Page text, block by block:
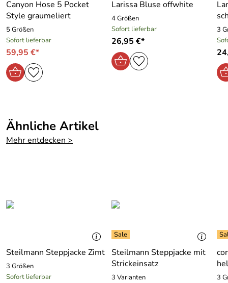
Canyon Hose 5 Pocket
Style graumeliert
5 Größen
Sofort lieferbar
59,95 €*
Larissa Bluse offwhite
4 Größen
Sofort lieferbar
26,95 €*
3
Ähnliche Artikel
Mehr entdecken >
Steilmann Steppjacke Zimt
3 Größen
Sofort lieferbar
Steilmann Steppjacke mit
Strickeinsatz
3 Varianten
3